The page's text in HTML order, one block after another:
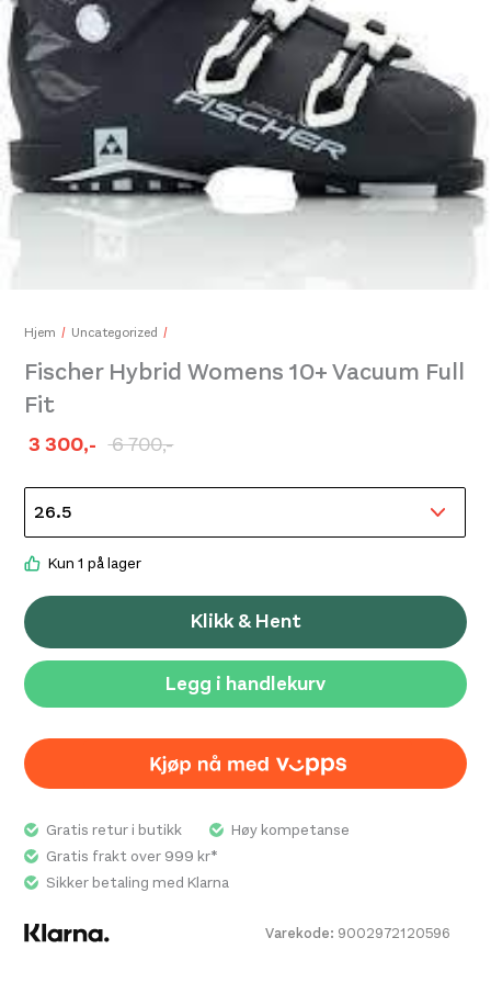
Poc Skull X Red
1.899,- 899,-
Hjem Uncategorized
Fischer Hybrid Womens 10+ Vacuum Full
Fit
6 700,-
Opprinnelig
pris
var:
kr 6
700,-.
3 300,-
Nåværende
pris
er:
kr 3
300,-.
Kun 1 på lager
Klikk & Hent
Legg i handlekurv
Varekode: 9002972120596
Gratis retur i butikk
Høy kompetanse
Gratis frakt over 999 kr*
Sikker betaling med Klarna